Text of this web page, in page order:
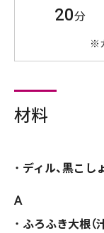
20分
※
材料
ディル、黒こし
A
ふろふき大根（